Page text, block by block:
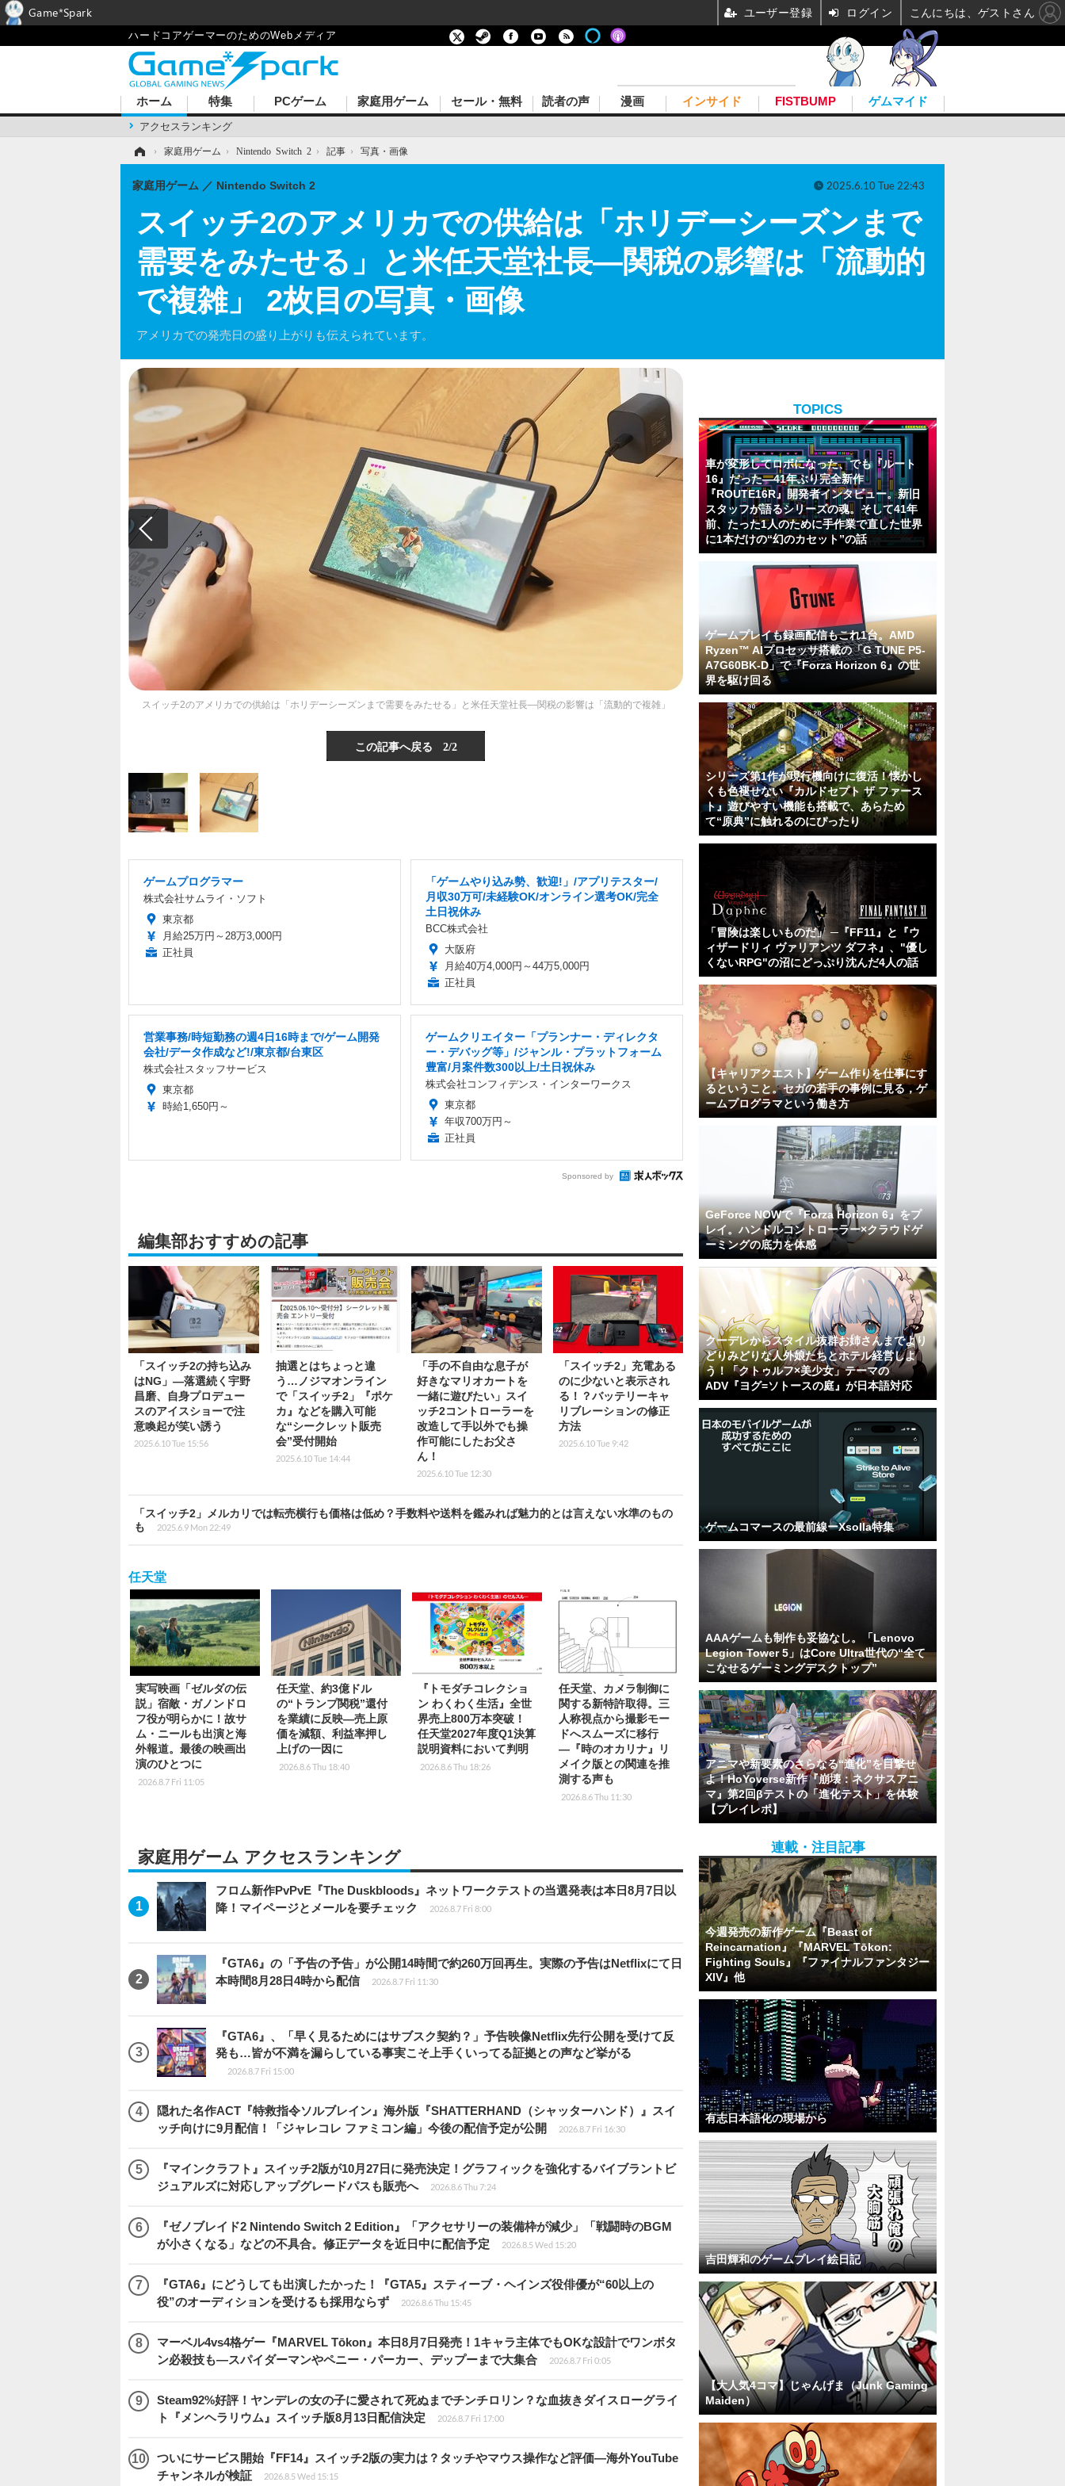
ハードコアゲーマーのためのWebメディア
ホーム
アクセスランキング
特集 PCゲーム 家庭用ゲーム セール・無料 読者の声 漫画 インサイド FISTBUMP ゲムマイド
› 家庭用ゲーム › Nintendo Switch 2 › 記事 › 写真・画像
スイッチ2のアメリカでの供給は「ホリデーシーズンまで
需要をみたせる」と米任天堂社長―関税の影響は「流動的
で複雑」 2枚目の写真・画像
アメリカでの発売日の盛り上がりも伝えられています。
家庭用ゲーム Nintendo Switch 2 2025.6.10 Tue 22:43
スイッチ2のアメリカでの供給は「ホリデーシーズンまで需要をみたせる」と米任天堂社長―関税の影響は「流動的で複雑」
この記事へ戻る 2/2
ゲームプログラマー
株式会社サムライ・ソフト
東京都
月給25万円～28万3,000円
正社員
「ゲームやり込み勢、歓迎!」/アプリテスター/
月収30万可/未経験OK/オンライン選考OK/完全
土日祝休み
BCC株式会社
大阪府
月給40万4,000円～44万5,000円
正社員
営業事務/時短勤務の週4日16時まで/ゲーム開発
会社/データ作成など!/東京都/台東区
株式会社スタッフサービス
東京都
時給1,650円～
ゲームクリエイター「プランナー・ディレクタ
ー・デバッグ等」/ジャンル・プラットフォーム
豊富/月案件数300以上/土日祝休み
株式会社コンフィデンス・インターワークス
東京都
年収700万円～
正社員
Sponsored by
編集部おすすめの記事
「スイッチ2の持ち込み
はNG」―落選続く宇野
昌磨、自身プロデュー
スのアイスショーで注
意喚起が笑い誘う
2025.6.10 Tue 15:56
抽選とはちょっと違
う…ノジマオンライン
で「スイッチ2」『ポケ
カ』などを購入可能
な“シークレット販売
会”受付開始
2025.6.10 Tue 14:44
「手の不自由な息子が
好きなマリオカートを
一緒に遊びたい」スイ
ッチ2コントローラーを
改造して手以外でも操
作可能にしたお父さ
ん！
2025.6.10 Tue 12:30
「スイッチ2」充電ある
のに少ないと表示され
る！？バッテリーキャ
リブレーションの修正
方法
2025.6.10 Tue 9:42
「スイッチ2」メルカリでは転売横行も価格は低め？手数料や送料を鑑みれば魅力的とは言えない水準のもの
も
2025.6.9 Mon 22:49
任天堂
実写映画「ゼルダの伝
説」宿敵・ガノンドロ
フ役が明らかに！故サ
ム・ニールも出演と海
外報道。最後の映画出
演のひとつに
2026.8.7 Fri 11:05
任天堂、約3億ドル
の“トランプ関税”還付
を業績に反映―売上原
価を減額、利益率押し
上げの一因に
2026.8.6 Thu 18:40
『トモダチコレクショ
ン わくわく生活』全世
界売上800万本突破！
任天堂2027年度Q1決算
説明資料において判明
2026.8.6 Thu 18:26
任天堂、カメラ制御に
関する新特許取得。三
人称視点から撮影モー
ドへスムーズに移行
―『時のオカリナ』リ
メイク版との関連を推
測する声も
2026.8.6 Thu 11:30
家庭用ゲーム アクセスランキング
フロム新作PvPvE『The Duskbloods』ネットワークテストの当選発表は本日8月7日以
降！マイページとメールを要チェック
2026.8.7 Fri 8:00
『GTA6』の「予告の予告」が公開14時間で約260万回再生。実際の予告はNetflixにて日
本時間8月28日4時から配信
2026.8.7 Fri 11:30
『GTA6』、「早く見るためにはサブスク契約？」予告映像Netflix先行公開を受けて反
発も…皆が不満を漏らしている事実こそ上手くいってる証拠との声など挙がる
2026.8.7 Fri 15:00
隠れた名作ACT『特救指令ソルブレイン』海外版『SHATTERHAND（シャッターハンド）』スイ
ッチ向けに9月配信！「ジャレコレ ファミコン編」今後の配信予定が公開
2026.8.7 Fri 16:30
『マインクラフト』スイッチ2版が10月27日に発売決定！グラフィックを強化するバイブラントビ
ジュアルズに対応しアップグレードパスも販売へ
2026.8.6 Thu 7:24
『ゼノブレイド2 Nintendo Switch 2 Edition』「アクセサリーの装備枠が減少」「戦闘時のBGM
が小さくなる」などの不具合。修正データを近日中に配信予定
2026.8.5 Wed 15:20
『GTA6』にどうしても出演したかった！『GTA5』スティーブ・ヘインズ役俳優が“60以上の
役”のオーディションを受けるも採用ならず
2026.8.6 Thu 15:45
マーベル4vs4格ゲー『MARVEL Tōkon』本日8月7日発売！1キャラ主体でもOKな設計でワンボタ
ン必殺技も―スパイダーマンやペニー・パーカー、デップーまで大集合
2026.8.7 Fri 0:05
Steam92%好評！ヤンデレの女の子に愛されて死ぬまでチンチロリン？な血抜きダイスローグライ
ト『メンヘラリウム』スイッチ版8月13日配信決定
2026.8.7 Fri 17:00
ついにサービス開始『FF14』スイッチ2版の実力は？タッチやマウス操作など評価―海外YouTube
チャンネルが検証
2026.8.5 Wed 15:15
TOPICS
車が変形してロボになった、でも『ルート
16』だった―41年ぶり完全新作
『ROUTE16R』開発者インタビュー。新旧
スタッフが語るシリーズの魂。そして41年
前、たった1人のために手作業で直した世界
に1本だけの“幻のカセット”の話
ゲームプレイも録画配信もこれ1台。AMD
Ryzen™ AIプロセッサ搭載の「G TUNE P5-
A7G60BK-D」で『Forza Horizon 6』の世
界を駆け回る
シリーズ第1作が現行機向けに復活！懐かし
くも色褪せない『カルドセプト ザ ファース
ト』遊びやすい機能も搭載で、あらため
て“原典”に触れるのにぴったり
「冒険は楽しいものだ」 ─『FF11』と『ウ
ィザードリィ ヴァリアンツ ダフネ』、"優し
くないRPG"の沼にどっぷり沈んだ4人の話
【キャリアクエスト】ゲーム作りを仕事にす
るということ。セガの若手の事例に見る，ゲ
ームプログラマという働き方
GeForce NOWで『Forza Horizon 6』をプ
レイ。ハンドルコントローラー×クラウドゲ
ーミングの底力を体感
クーデレからスタイル抜群お姉さんまでより
どりみどりな人外娘たちとホテル経営しよ
う！「クトゥルフ×美少女」テーマの
ADV『ヨグ=ソトースの庭』が日本語対応
ゲームコマースの最前線ーXsolla特集
AAAゲームも制作も妥協なし。「Lenovo
Legion Tower 5」はCore Ultra世代の“全て
こなせるゲーミングデスクトップ”
アニマや新要素のさらなる“進化”を目撃せ
よ！HoYoverse新作『崩壊：ネクサスアニ
マ』第2回βテストの「進化テスト」を体験
【プレイレポ】
連載・注目記事
今週発売の新作ゲーム『Beast of
Reincarnation』『MARVEL Tōkon:
Fighting Souls』『ファイナルファンタジー
XIV』他
有志日本語化の現場から
吉田輝和のゲームプレイ絵日記
【大人気4コマ】じゃんげま（Junk Gaming
Maiden）
Game*Spark ユーザー登録 ログイン こんにちは、ゲストさん